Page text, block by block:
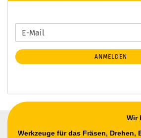
WEITER
NEWSLETTER-
ANMELDUNG
E-
Mail
ANMELDEN
Wir
Werkzeuge für das Fräsen, Drehen,